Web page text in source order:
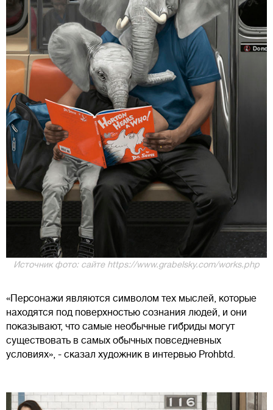
Источник фото: сайте https://www.grabelsky.com/works.php
«Персонажи являются символом тех мыслей, которые
находятся под поверхностью сознания людей, и они
показывают, что самые необычные гибриды могут
существовать в самых обычных повседневных
условиях», - сказал художник в интервью Prohbtd.